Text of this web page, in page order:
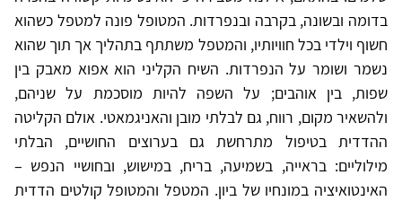
בדומה ובשונה, בקרבה ובנפרדות. המטופל פונה למטפל כשהוא
חשוף וילדי בכל חוויותיו, והמטפל משתתף בתהליך אך תוך שהוא
נשמר ושומר על הנפרדות. השיח הקליני הוא אפוא מאבק בין
שפות, בין אוהבים; על השפה להיות מוסכמת על שניהם,
ולהשאיר מקום, רווח, גם לבלתי מובן והאניגמאטי. אולם הקליטה
ההדדית בטיפול מתרחשת גם בערוצים החושיים, הבלתי
מילוליים: בראייה, בשמיעה, בריח, במישוש, ובחושיי הנפש –
האינטואיציה במונחיו של ביון. המטפל והמטופל קולטים הדדית